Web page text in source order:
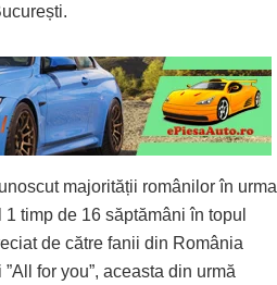
majorității românilor în urma
timp de 16 săptămâni în topul
de către fanii din România
for you”, aceasta din urmă